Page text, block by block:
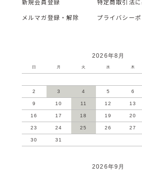
新規会員登録
メルマガ登録・解除
特定商取引法
プライバシー
2026年8月
日 月 火 水 木
2 3 4 5 6
9 10 11 12 13
16 17 18 19 20
23 24 25 26 27
30 31
2026年9月